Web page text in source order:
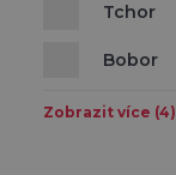
Tchor
Bobor
Vydra
Zobrazit více (4)